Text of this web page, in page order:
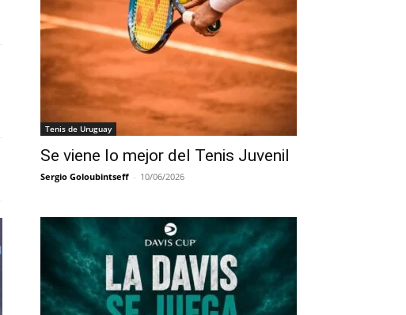
Tenis de Uruguay
Se viene lo mejor del Tenis Juvenil
Sergio Goloubintseff - 10/06/2026